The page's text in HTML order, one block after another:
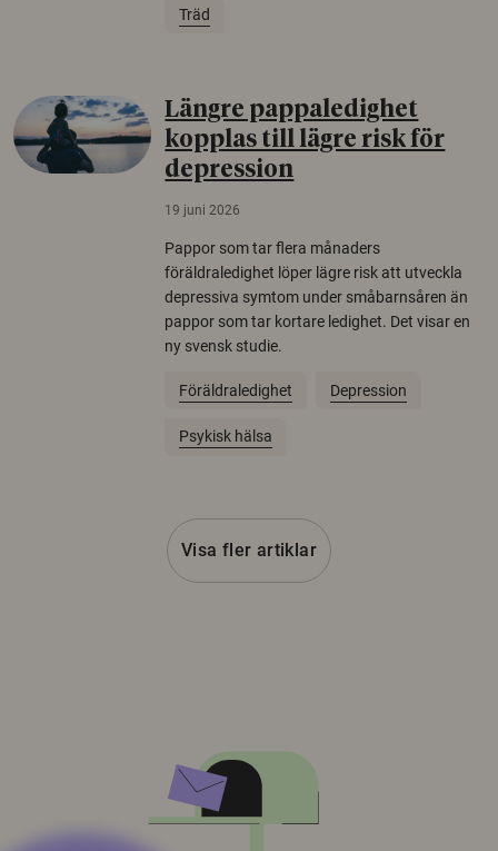
Träd
Längre pappaledighet
kopplas till lägre risk för
depression
19 juni 2026
Pappor som tar flera månaders
föräldraledighet löper lägre risk att utveckla
depressiva symtom under småbarnsåren än
pappor som tar kortare ledighet. Det visar en
ny svensk studie.
Föräldraledighet Depression
Psykisk hälsa
Visa fler artiklar